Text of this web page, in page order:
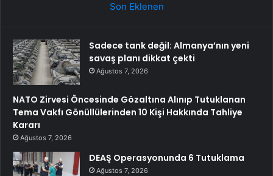
Son Eklenen
Sadece tank değil: Almanya’nın yeni
savaş planı dikkat çekti
Ağustos 7, 2026
NATO Zirvesi Öncesinde Gözaltına Alınıp Tutuklanan
Tema Vakfı Gönüllülerinden 10 Kişi Hakkında Tahliye
Kararı
Ağustos 7, 2026
DEAŞ Operasyonunda 6 Tutuklama
Ağustos 7, 2026